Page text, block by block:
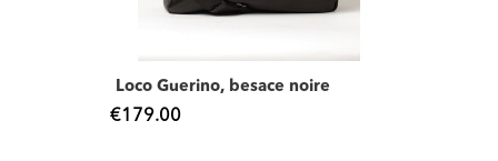
Loco Guerino, besace noire
€179.00